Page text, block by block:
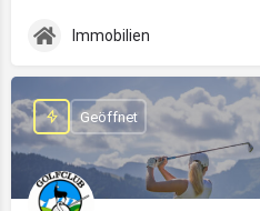
Immobilien
Geöffnet